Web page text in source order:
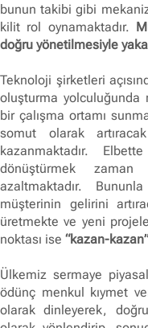
bunun takibi gibi
kilit rol oynamaktadır.
doğru yönetilmesiyle
Teknoloji şirketleri
oluşturma
bir çalışma ortamı
somut olarak
kazanmaktadır.
dönüştürmek
azaltmaktadır.
müşterinin gelirini
üretmekte ve yeni
noktası ise “kazan-
Ülkemiz sermaye
ödünç menkul kıymet
olarak dinleyerek,